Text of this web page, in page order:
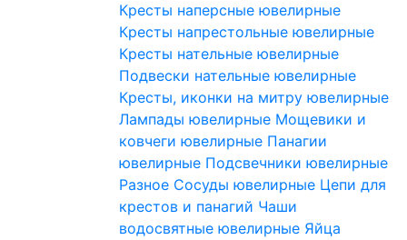
Кресты наперсные ювелирные
Кресты напрестольные ювелирные
Кресты нательные ювелирные
Подвески нательные ювелирные
Кресты, иконки на митру ювелирные
Лампады ювелирные Мощевики и
ковчеги ювелирные Панагии
ювелирные Подсвечники ювелирные
Разное Сосуды ювелирные Цепи для
крестов и панагий Чаши
водосвятные ювелирные Яйца